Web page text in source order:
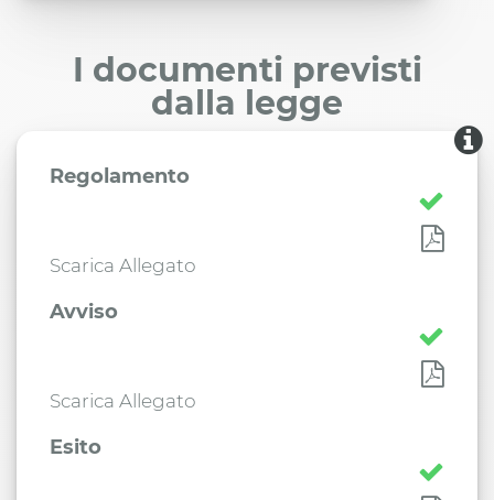
I documenti previsti
dalla legge
Regolamento
Scarica Allegato
Avviso
Scarica Allegato
Esito